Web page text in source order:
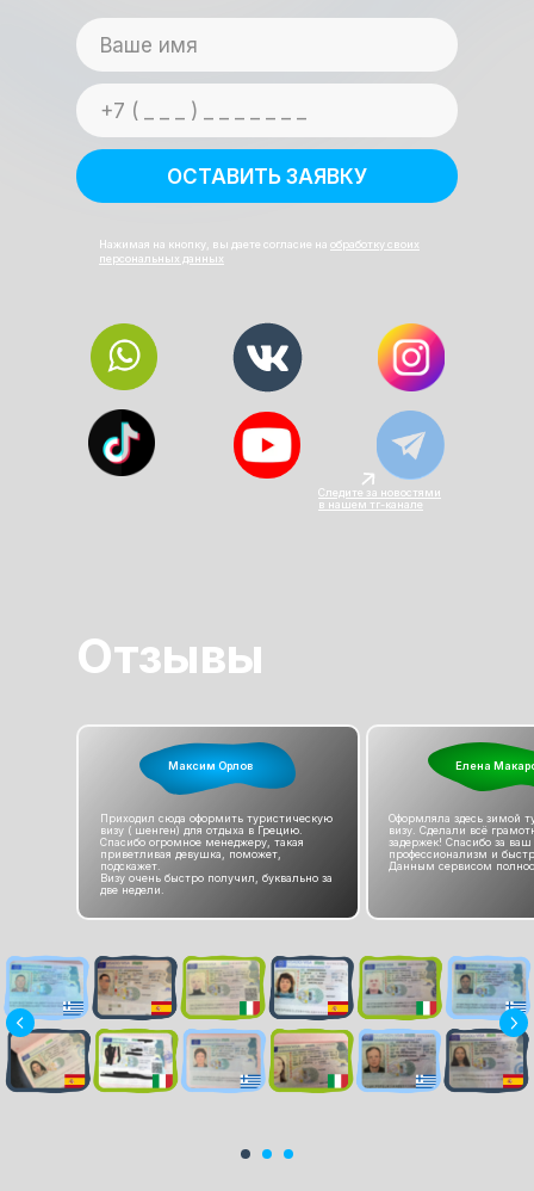
Следите за новостями
в нашем тг-канале
ОСТАВИТЬ ЗАЯВКУ
Нажимая на кнопку, вы даете согласие на обработку своих
персональных данных
Отзывы
Оформляла здесь зимой
визу. Сделали всё
задержек! Спасибо за ваш
профессионализм и
Данным сервисом
Елена
Приходил сюда оформить туристическую
визу ( шенген) для отдыха в Грецию.
Спасибо огромное менеджеру, такая
приветливая девушка, поможет,
подскажет.
Визу очень быстро получил, буквально за
две недели.
Максим Орлов